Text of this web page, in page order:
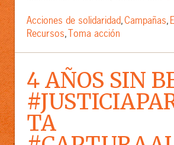
Acciones de solidaridad, Campañas,
Recursos, Toma acción
4 AÑOS SIN
TA